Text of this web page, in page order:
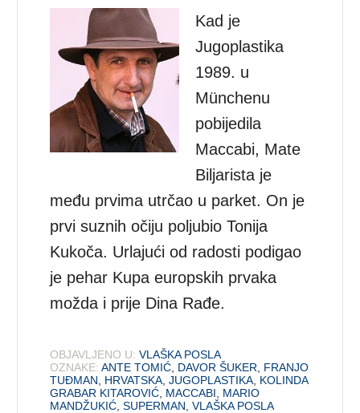
Kad je
Jugoplastika
1989. u
Münchenu
pobijedila
Maccabi, Mate
Biljarista je
među prvima utrčao u parket. On je
prvi suznih očiju poljubio Tonija
Kukoča. Urlajući od radosti podigao
je pehar Kupa europskih prvaka
možda i prije Dina Rađe.
OBJAVLJENO U: VLAŠKA POSLA
OZNAKE: ANTE TOMIĆ DAVOR ŠUKER
FRANJO
TUĐMAN
HRVATSKA ,JUGOPLASTIKA KOLINDA
GRABAR KITAROVIĆ MACCABI
MARIO
MANDŽUKIĆ ,SUPERMAN ,VLAŠKA POSLA